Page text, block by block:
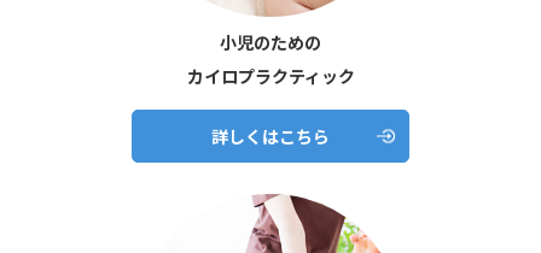
小児のための
カイロプラクティック
詳しくはこちら